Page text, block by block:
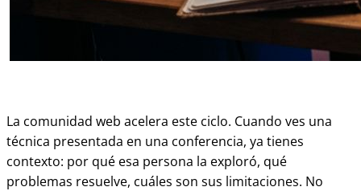
La comunidad web acelera este ciclo. Cuando ves una
técnica presentada en una conferencia, ya tienes
contexto: por qué esa persona la exploró, qué
problemas resuelve, cuáles son sus limitaciones. No